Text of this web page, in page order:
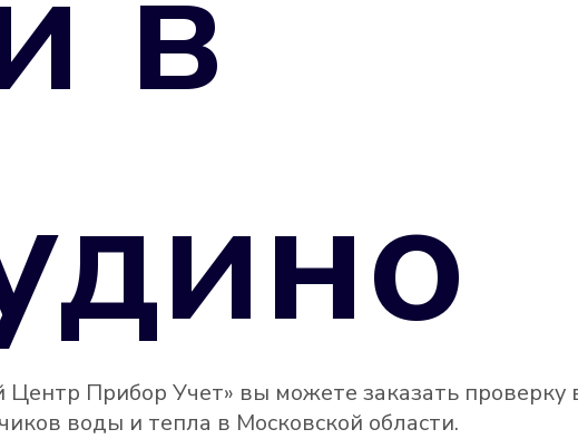
Прибор Учет» вы можете заказать
воды и тепла в Московской области.